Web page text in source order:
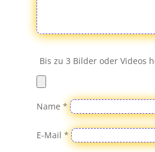
Bis zu 3 Bilder oder Videos
Name*
E-Mail*